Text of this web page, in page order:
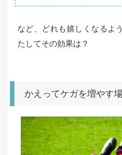
など、どれも嬉しくなるよ
たしてその効果は？
かえってケガを増やす